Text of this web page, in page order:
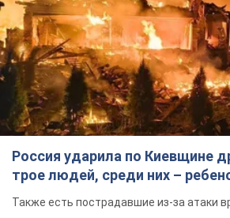
Россия ударила по Киевщине
трое людей, среди них –
Также есть пострадавшие из-за атаки